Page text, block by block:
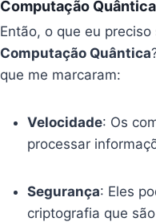
Computação Quântica
Então, o que eu
Computação Quântica
que me marcaram:
Velocidade: Os
processar
Segurança: Eles
criptografia que